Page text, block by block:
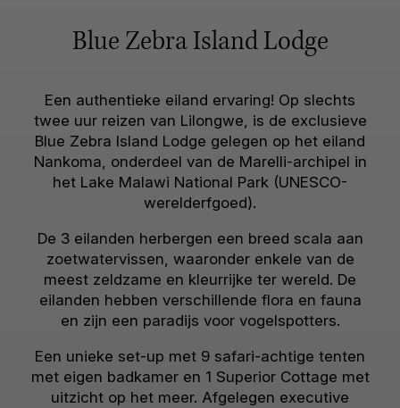
Blue Zebra Island Lodge
Een authentieke eiland ervaring! Op slechts
twee uur reizen van Lilongwe, is de exclusieve
Blue Zebra Island Lodge gelegen op het eiland
Nankoma, onderdeel van de Marelli-archipel in
het Lake Malawi National Park (UNESCO-
werelderfgoed).
De 3 eilanden herbergen een breed scala aan
zoetwatervissen, waaronder enkele van de
meest zeldzame en kleurrijke ter wereld. De
eilanden hebben verschillende flora en fauna
en zijn een paradijs voor vogelspotters.
Een unieke set-up met 9 safari-achtige tenten
met eigen badkamer en 1 Superior Cottage met
uitzicht op het meer. Afgelegen executive